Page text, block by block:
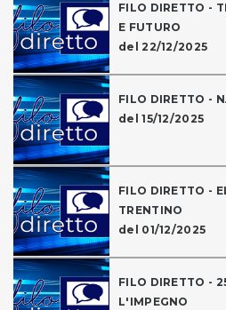
FILO DIRETTO -
E FUTURO
del 22/12/2025
FILO DIRETTO -
del 15/12/2025
FILO DIRETTO -
TRENTINO
del 01/12/2025
FILO DIRETTO -
L'IMPEGNO